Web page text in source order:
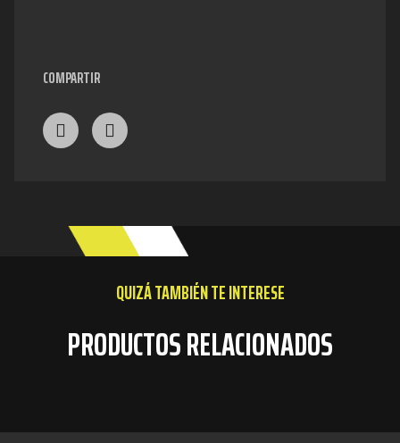
COMPARTIR
QUIZÁ TAMBIÉN TE INTERESE
PRODUCTOS RELACIONADOS